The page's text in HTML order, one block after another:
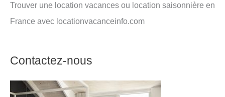
Trouver une location vacances ou location saisonnière en
France avec locationvacanceinfo.com
Contactez-nous